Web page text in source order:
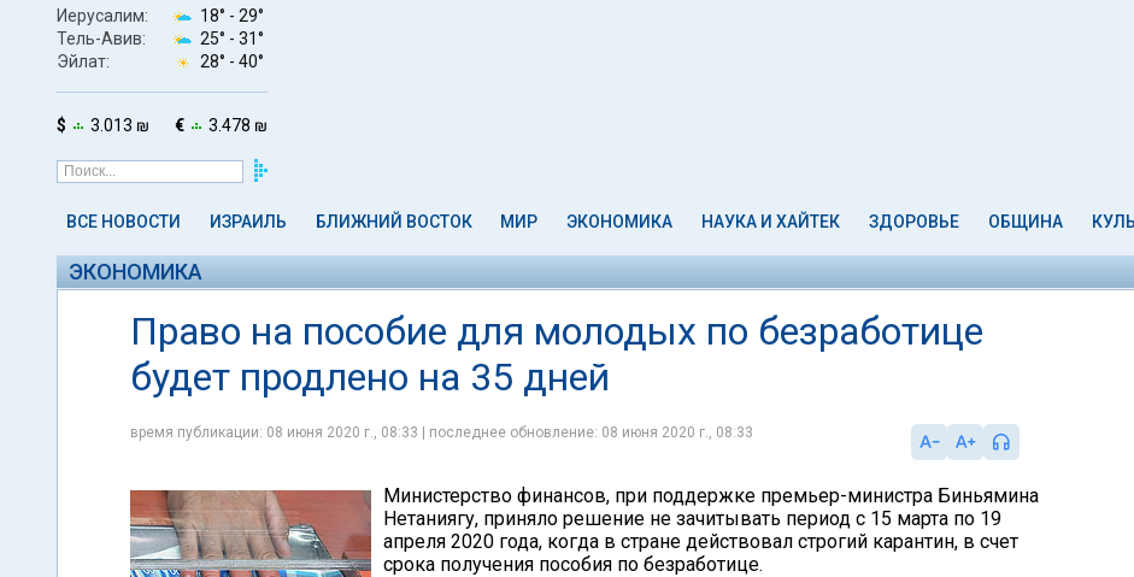
Иерусалим: 18° - 29°
Тель-Авив:
25° - 31°
Эйлат:
28° - 40°
$ 3.013 ₪ € 3.478 ₪
ВСЕ НОВОСТИ ИЗРАИЛЬ БЛИЖНИЙ ВОСТОК МИР ЭКОНОМИКА НАУКА И ХАЙТЕК ЗДОРОВЬЕ ОБЩИНА
ЭКОНОМИКА
Право на пособие для молодых по безработице
будет продлено на 35 дней
время публикации: 08 июня 2020 г., 08:33 | последнее обновление: 08 июня 2020 г., 08:33
Министерство финансов, при поддержке премьер-министра Биньямина
Нетаниягу, приняло решение не зачитывать период с 15 марта по 19
апреля 2020 года, когда в стране действовал строгий карантин, в счет
срока получения пособия по безработице.